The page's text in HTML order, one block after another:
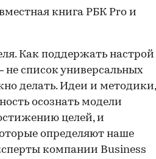
книга РБК Pro и
Как поддержать настрой
список универсальных
делать. Идеи и методики,
осознать модели
целей, и
определяют наше
компании Business